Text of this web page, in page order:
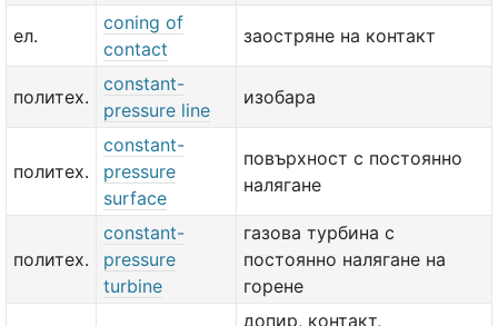
ел.
coning of
contact
заостряне на контакт
политех.
constant-
pressure line
изобара
политех.
constant-
pressure
surface
повърхност с постоянно
налягане
политех.
constant-
pressure
turbine
газова турбина с
постоянно налягане на
горене
допир, контакт,